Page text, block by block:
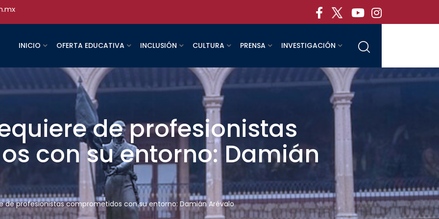
INICIO OFERTA EDUCATIVA INCLUSIÓN CULTURA PRENSA INVESTIGACIÓN
de profesionistas
con su entorno: Damián
de profesionistas comprometidos con su entorno: Damián Arévalo